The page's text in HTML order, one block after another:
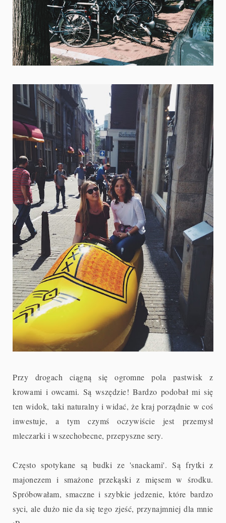
Przy drogach ciągną się ogromne pola pastwisk z
krowami i owcami. Są wszędzie! Bardzo podobał mi się
ten widok, taki naturalny i widać, że kraj porządnie w coś
inwestuje, a tym czymś oczywiście jest przemysł
mleczarki i wszechobecne, przepyszne sery.
Często spotykane są budki ze 'snackami'. Są frytki z
majonezem i smażone przekąski z mięsem w środku.
Spróbowałam, smaczne i szybkie jedzenie, które bardzo
syci, ale dużo nie da się tego zjeść, przynajmniej dla mnie